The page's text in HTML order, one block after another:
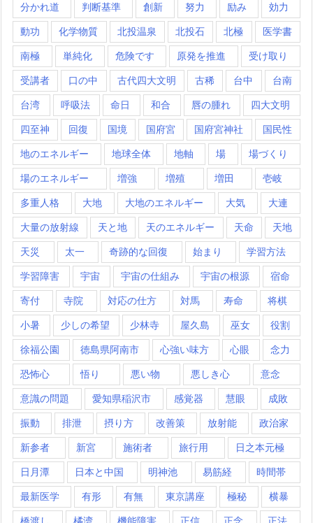
分かれ道 判断基準 創新 努力 励み 効力
動功 化学物質 北投温泉 北投石 北極 医学書
南極 単純化 危険です 原発を推進 受け取り
受講者 口の中 古代四大文明 古稀 台中 台南
台湾 呼吸法 命日 和合 唇の腫れ 四大文明
四至神 回復 国境 国府宮 国府宮神社 国民性
地のエネルギー 地球全体 地軸 場 場づくり
場のエネルギー 増強 増殖 増田 壱岐
多重人格 大地 大地のエネルギー 大気 大連
大量の放射線 天と地 天のエネルギー 天命 天地
天災 太一 奇跡的な回復 始まり 学習方法
学習障害 宇宙 宇宙の仕組み 宇宙の根源 宿命
寄付 寺院 対応の仕方 対馬 寿命 将棋
小暑 少しの希望 少林寺 屋久島 巫女 役割
徐福公園 徳島県阿南市 心強い味方 心眼 念力
恐怖心 悟り 悪い物 悪しき心 意念
意識の問題 愛知県稲沢市 感覚器 慧眼 成敗
振動 排泄 摂り方 改善策 放射能 政治家
新参者 新宮 施術者 旅行用 日之本元極
日月潭 日本と中国 明神池 易筋経 時間帯
最新医学 有形 有無 東京講座 極秘 横暴
橋渡し 橘湾 機能障害 正信 正念 正法